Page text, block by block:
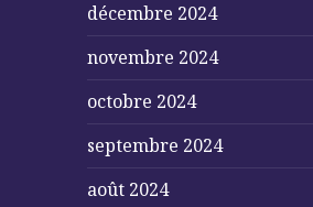
décembre 2024
novembre 2024
octobre 2024
septembre 2024
août 2024